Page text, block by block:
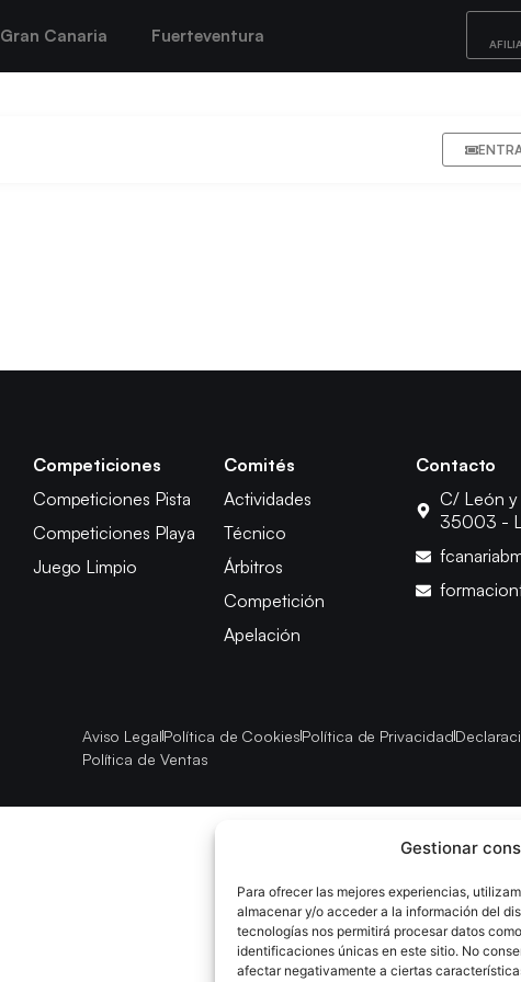
Gestionar
Para ofrecer las mejores experiencias,
almacenar y/o acceder a la información del
tecnologías nos permitirá procesar datos
identificaciones únicas en este sitio. No
afectar negativamente a ciertas
Gran Canaria Fuerteventura
Competiciones
Competiciones Pista
Competiciones Playa
Juego Limpio
Comités
Actividades
Técnico
Árbitros
Competición
Apelación
Contacto
C/ León y
35003 -
Aviso LegalPolítica de CookiesPolítica de Privacidad
Política de Ventas